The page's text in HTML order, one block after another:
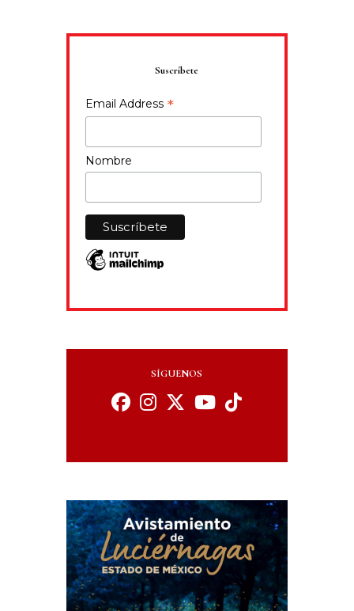
Suscríbete
Email Address *
Nombre
SÍGUENOS